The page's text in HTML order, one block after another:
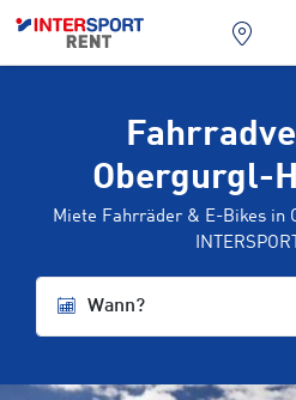
Obergurgl-
Miete Fahrräder & E-Bikes in
Wann?